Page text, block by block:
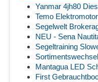
Yanmar 4jh80
Temo
Segelwelt
NEU - Sena
Segeltraining
Mantagua LED
First